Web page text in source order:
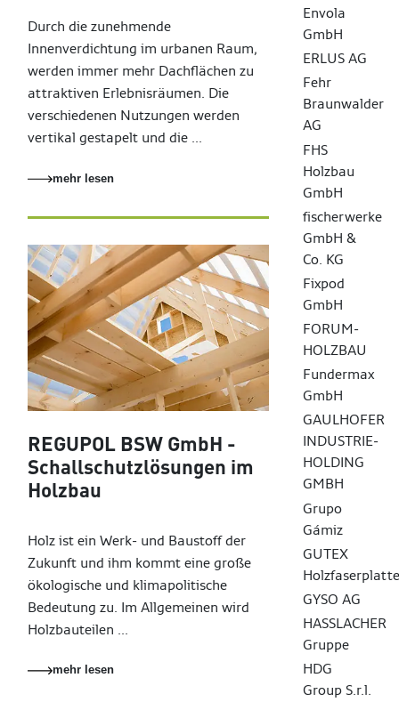
Durch die zunehmende
Innenverdichtung im urbanen Raum,
werden immer mehr Dachflächen zu
attraktiven Erlebnisräumen. Die
verschiedenen Nutzungen werden
vertikal gestapelt und die ...
mehr lesen
REGUPOL BSW GmbH -
Schallschutzlösungen im
Holzbau
Holz ist ein Werk- und Baustoff der
Zukunft und ihm kommt eine große
ökologische und klimapolitische
Bedeutung zu. Im Allgemeinen wird
Holzbauteilen ...
mehr lesen
Envola
GmbH
ERLUS AG
Fehr
Braunwalder
AG
FHS
Holzbau
GmbH
fischerwerke
GmbH &
Co. KG
Fixpod
GmbH
FORUM-
HOLZBAU
Fundermax
GmbH
GAULHOFER
INDUSTRIE-
HOLDING
GMBH
Grupo
Gámiz
GUTEX
GYSO AG
HASSLACHER
Gruppe
HDG
Group S.r.l.